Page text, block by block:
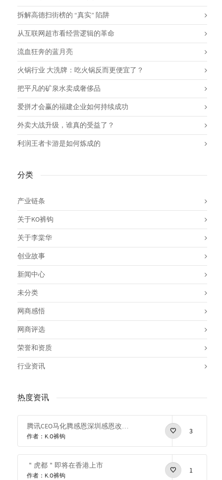
拆解高德扫街榜的 “真实” 陷阱
从互联网超市看经营逻辑的革命
流血狂奔的蓝月亮
火锅行业 大洗牌：吃火锅反而更便宜了？
把平凡的矿泉水卖成奢侈品
爱拼才会赢的福建企业如何持续成功
外卖大战升级，谁真的受益了？
利润王者卡游是如何炼成的
分类
产业链条
关于KO裤钩
关于李棠华
创业故事
新闻中心
未分类
网商感悟
网商评选
荣誉和资质
行业资讯
热度资讯
腾讯CEO马化腾感恩深圳感恩改革开放
作者：K.O裤钩
3
＂虎都＂即将在香港上市
作者：K.O裤钩
1